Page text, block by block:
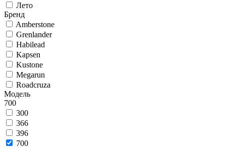
Лето
Бренд
Amberstone
Grenlander
Habilead
Kapsen
Kustone
Megarun
Roadcruza
Модель
700
300
366
396
700